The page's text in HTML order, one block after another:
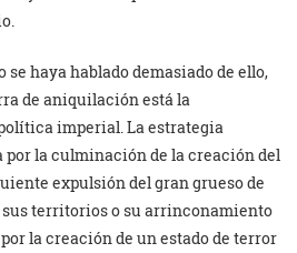
se haya hablado demasiado de ello,
de aniquilación está la
imperial. La estrategia
por la culminación de la creación del
expulsión del gran grueso de
territorios o su arrinconamiento
la creación de un estado de terror